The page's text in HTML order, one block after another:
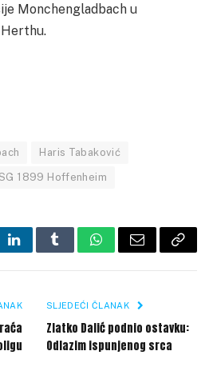
Monchengladbach u
Haris Tabaković
1899 Hoffenheim
LinkedInTumblrWhatsApp
Email Copy
SLJEDEĆI ČLANAK
Zlatko Dalić podnio ostavku:
Odlazim ispunjenog srca